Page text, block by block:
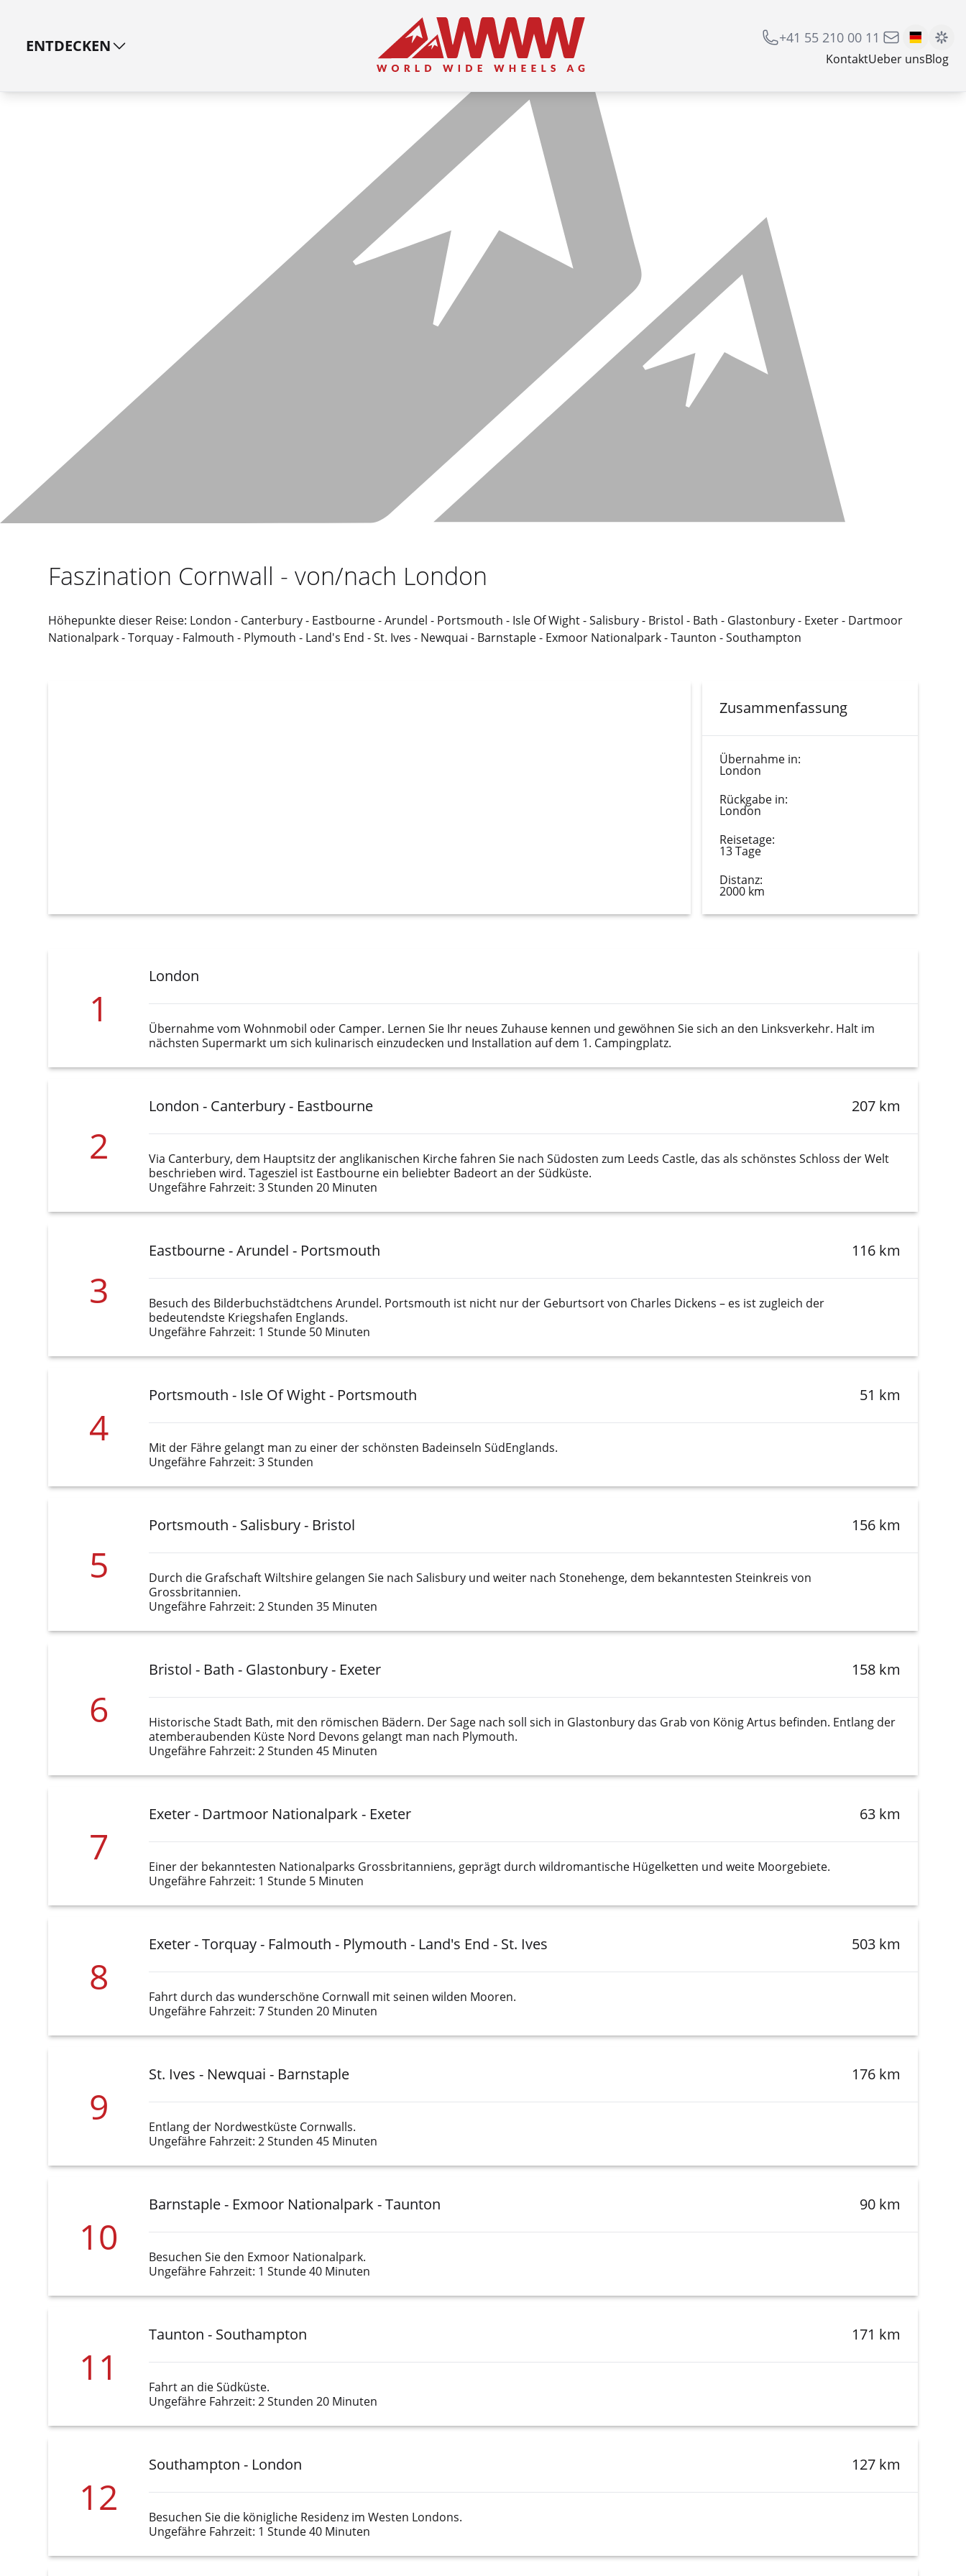
ENTDECKEN +41 55 210 00 11
KontaktUeber unsBlog
Faszination Cornwall - von/nach London
Höhepunkte dieser Reise: London - Canterbury - Eastbourne - Arundel - Portsmouth - Isle Of Wight - Salisbury - Bristol - Bath - Glastonbury - Exeter - Dartmoor
Nationalpark - Torquay - Falmouth - Plymouth - Land's End - St. Ives - Newquai - Barnstaple - Exmoor Nationalpark - Taunton - Southampton
Zusammenfassung
Übernahme in:
London
Rückgabe in:
London
Reisetage:
13 Tage
Distanz:
2000 km
1
London
Übernahme vom Wohnmobil oder Camper. Lernen Sie Ihr neues Zuhause kennen und gewöhnen Sie sich an den Linksverkehr. Halt im
nächsten Supermarkt um sich kulinarisch einzudecken und Installation auf dem 1. Campingplatz.
2
London - Canterbury - Eastbourne 207 km
Via Canterbury, dem Hauptsitz der anglikanischen Kirche fahren Sie nach Südosten zum Leeds Castle, das als schönstes Schloss der Welt
beschrieben wird. Tagesziel ist Eastbourne ein beliebter Badeort an der Südküste.
Ungefähre Fahrzeit: 3 Stunden 20 Minuten
3
Eastbourne - Arundel - Portsmouth 116 km
Besuch des Bilderbuchstädtchens Arundel. Portsmouth ist nicht nur der Geburtsort von Charles Dickens – es ist zugleich der
bedeutendste Kriegshafen Englands.
Ungefähre Fahrzeit: 1 Stunde 50 Minuten
4
Portsmouth - Isle Of Wight - Portsmouth 51 km
Mit der Fähre gelangt man zu einer der schönsten Badeinseln SüdEnglands.
Ungefähre Fahrzeit: 3 Stunden
5
Portsmouth - Salisbury - Bristol 156 km
Durch die Grafschaft Wiltshire gelangen Sie nach Salisbury und weiter nach Stonehenge, dem bekanntesten Steinkreis von
Grossbritannien.
Ungefähre Fahrzeit: 2 Stunden 35 Minuten
6
Bristol - Bath - Glastonbury - Exeter 158 km
Historische Stadt Bath, mit den römischen Bädern. Der Sage nach soll sich in Glastonbury das Grab von König Artus befinden. Entlang der
atemberaubenden Küste Nord Devons gelangt man nach Plymouth.
Ungefähre Fahrzeit: 2 Stunden 45 Minuten
7
Exeter - Dartmoor Nationalpark - Exeter 63 km
Einer der bekanntesten Nationalparks Grossbritanniens, geprägt durch wildromantische Hügelketten und weite Moorgebiete.
Ungefähre Fahrzeit: 1 Stunde 5 Minuten
8
Exeter - Torquay - Falmouth - Plymouth - Land's End - St. Ives 503 km
Fahrt durch das wunderschöne Cornwall mit seinen wilden Mooren.
Ungefähre Fahrzeit: 7 Stunden 20 Minuten
9
St. Ives - Newquai - Barnstaple 176 km
Entlang der Nordwestküste Cornwalls.
Ungefähre Fahrzeit: 2 Stunden 45 Minuten
10
Barnstaple - Exmoor Nationalpark - Taunton 90 km
Besuchen Sie den Exmoor Nationalpark.
Ungefähre Fahrzeit: 1 Stunde 40 Minuten
11
Taunton - Southampton 171 km
Fahrt an die Südküste.
Ungefähre Fahrzeit: 2 Stunden 20 Minuten
12
Southampton - London 127 km
Besuchen Sie die königliche Residenz im Westen Londons.
Ungefähre Fahrzeit: 1 Stunde 40 Minuten